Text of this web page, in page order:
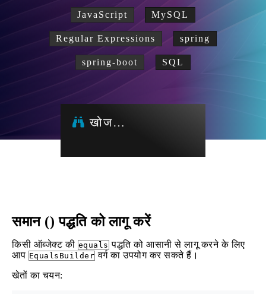
JavaScript MySQL
Regular Expressions spring
spring-boot SQL
खोज…
समान () पद्धति को लागू करें
किसी ऑब्जेक्ट की equals पद्धति को आसानी से लागू करने के लिए
आप EqualsBuilder वर्ग का उपयोग कर सकते हैं।
खेतों का चयन: